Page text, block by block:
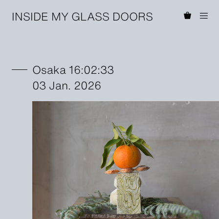
INSIDE MY GLASS DOORS
Osaka 16:02:33
03 Jan. 2026